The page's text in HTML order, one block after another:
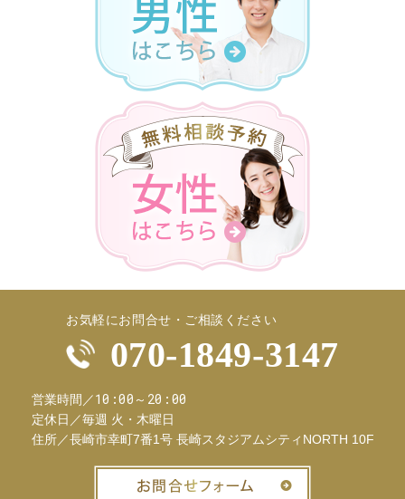
お気軽にお問合せ・ご相談ください
070-1849-3147
営業時間／10:00～20:00
定休日／毎週 火・木曜日
住所／長崎市幸町7番1号 長崎スタジアムシティNORTH 10F